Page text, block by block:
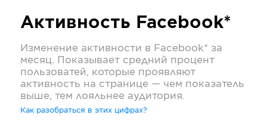
Активность Facebook*
Изменение активности в Facebook* за
месяц. Показывает средний процент
пользоватей, которые проявляют
активность на странице — чем показатель
выше, тем лояльнее аудитория.
Как разобраться в этих цифрах?